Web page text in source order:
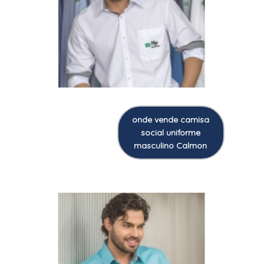
onde vende camisa
social uniforme
masculino Calmon